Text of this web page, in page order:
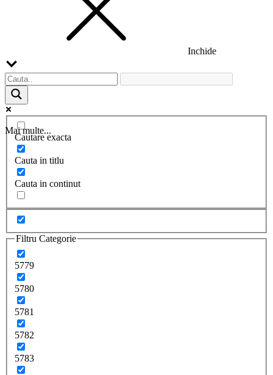
Inchide
Mai multe...
Cautare exacta
Cauta in titlu
Cauta in continut
Filtru Categorie
5779
5780
5781
5782
5783